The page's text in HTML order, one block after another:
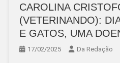
CAROLINA
(VETERINANDO):
E GATOS, UMA
17/02/2025 Da Redação